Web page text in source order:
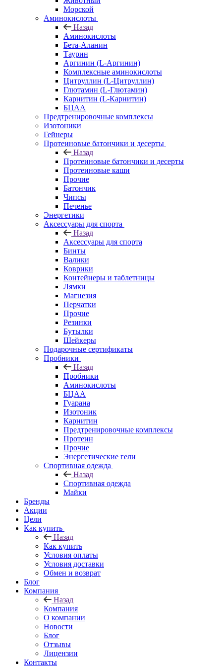
Морской
Аминокислоты
Назад
Аминокислоты
Бета-Аланин
Таурин
Аргинин (L-Аргинин)
Комплексные аминокислоты
Цитруллин (L-Цитруллин)
Глютамин (L-Глютамин)
Карнитин (L-Карнитин)
БЦАА
Предтренировочные комплексы
Изотоники
Гейнеры
Протеиновые батончики и десерты
Назад
Протеиновые батончики и десерты
Протеиновые каши
Прочие
Батончик
Чипсы
Печенье
Энергетики
Аксессуары для спорта
Назад
Аксессуары для спорта
Бинты
Валики
Коврики
Контейнеры и таблетницы
Лямки
Магнезия
Перчатки
Прочие
Резинки
Бутылки
Шейкеры
Подарочные сертификаты
Пробники
Назад
Пробники
Аминокислоты
БЦАА
Гуарана
Изотоник
Карнитин
Предтренировочные комплексы
Протеин
Прочие
Энергетические гели
Спортивная одежда
Назад
Спортивная одежда
Майки
Бренды
Акции
Цели
Как купить
Назад
Как купить
Условия оплаты
Условия доставки
Обмен и возврат
Блог
Компания
Назад
Компания
О компании
Новости
Блог
Отзывы
Лицензии
Контакты